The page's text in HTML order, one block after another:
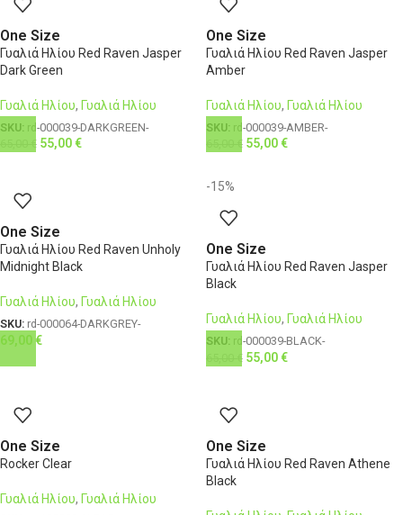
One Size
Γυαλιά Ηλίου Red Raven Jasper
Dark Green
Γυαλιά Ηλίου, Γυαλιά Ηλίου
SKU: rd-000039-DARKGREEN-
€ 55,00€
One Size
Γυαλιά Ηλίου Red Raven Jasper
Amber
Γυαλιά Ηλίου, Γυαλιά Ηλίου
SKU: rd-000039-AMBER-
€ 55,00€
One Size
Γυαλιά Ηλίου Red Raven Unholy
Midnight Black
Γυαλιά Ηλίου, Γυαλιά Ηλίου
SKU: rd-000064-DARKGREY-
69,00 €
-15%
One Size
Γυαλιά Ηλίου Red Raven Jasper
Black
Γυαλιά Ηλίου, Γυαλιά Ηλίου
SKU: rd-000039-BLACK-
€ 55,00€
One Size
Rocker Clear
Γυαλιά Ηλίου, Γυαλιά Ηλίου
One Size
Γυαλιά Ηλίου Red Raven Athene
Black